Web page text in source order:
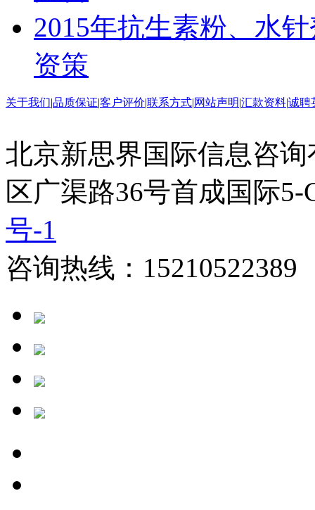
2015年抗生素粉、水
资策
关于我们|品质保证|客户评价|联系方式|网站声明|汇款资料|诚聘
北京新思界国际信息咨
区广渠路36号首成国际
号-1
咨询热线：